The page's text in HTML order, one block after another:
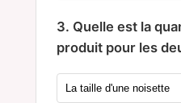
3. Quelle est la
produit pour les
La taille d'une noisette